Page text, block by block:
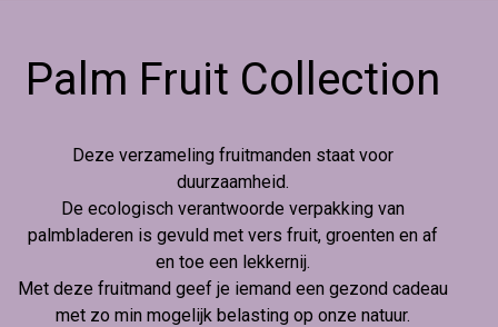
Palm Fruit Collection
Deze verzameling fruitmanden staat voor
duurzaamheid.
De ecologisch verantwoorde verpakking van
palmbladeren is gevuld met vers fruit, groenten en af
en toe een lekkernij.
Met deze fruitmand geef je iemand een gezond cadeau
met zo min mogelijk belasting op onze natuur.